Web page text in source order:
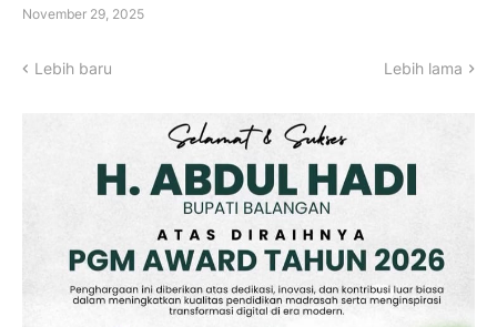
November 29, 2025
Lebih baru Lebih lama